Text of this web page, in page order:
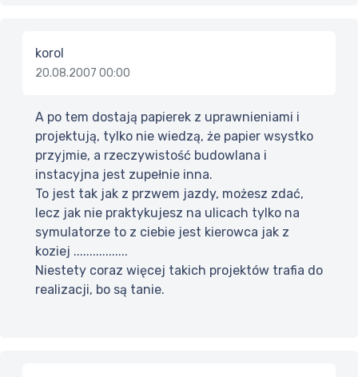
korol
20.08.2007 00:00
A po tem dostają papierek z uprawnieniami i
projektują, tylko nie wiedzą, że papier wsystko
przyjmie, a rzeczywistość budowlana i
instacyjna jest zupełnie inna.
To jest tak jak z przwem jazdy, możesz zdać,
lecz jak nie praktykujesz na ulicach tylko na
symulatorze to z ciebie jest kierowca jak z
koziej .................
Niestety coraz więcej takich projektów trafia do
realizacji, bo są tanie.